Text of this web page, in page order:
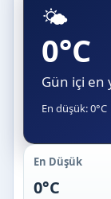
🌤️
0°C
Gün içi en
En düşük: 0°C
En Düşük
0°C